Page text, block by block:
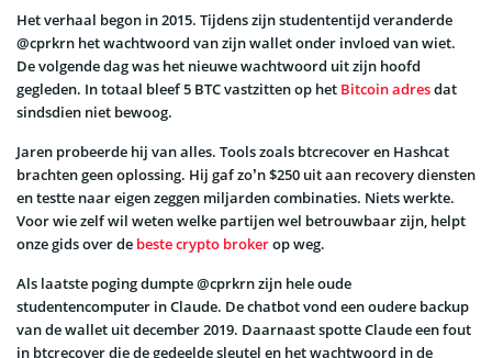
Het verhaal begon in 2015. Tijdens zijn studententijd veranderde
@cprkrn het wachtwoord van zijn wallet onder invloed van wiet.
De volgende dag was het nieuwe wachtwoord uit zijn hoofd
gegleden. In totaal bleef 5 BTC vastzitten op het Bitcoin adresdat
sindsdien niet bewoog.
Jaren probeerde hij van alles. Tools zoals btcrecover en Hashcat
brachten geen oplossing. Hij gaf zo’n $250 uit aan recovery diensten
en testte naar eigen zeggen miljarden combinaties. Niets werkte.
Voor wie zelf wil weten welke partijen wel betrouwbaar zijn, helpt
onze gids over de beste crypto brokerop weg.
Als laatste poging dumpte @cprkrn zijn hele oude
studentencomputer in Claude. De chatbot vond een oudere backup
van de wallet uit december 2019. Daarnaast spotte Claude een fout
in btcrecover die de gedeelde sleutel en het wachtwoord in de